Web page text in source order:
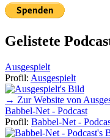
Gelistete
Ausgespielt
Profil: Ausgespielt
→ Zur Website von
Babbel-Net - Podcast
Profil: Babbel-Net -